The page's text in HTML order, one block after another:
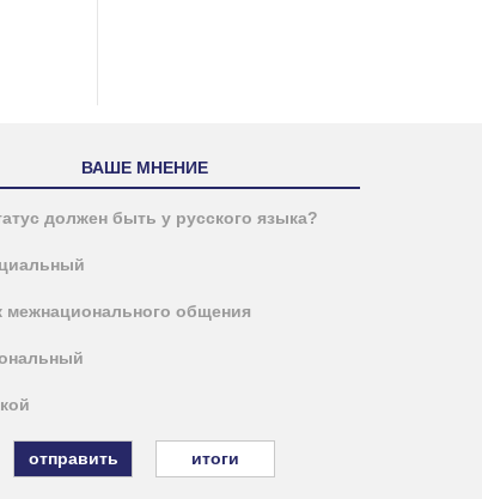
ВАШЕ МНЕНИЕ
должен быть у русского языка?
межнационального общения
итоги